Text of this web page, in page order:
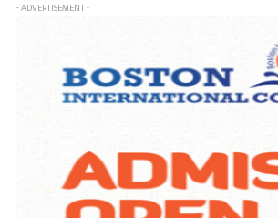
- ADVERTISEMENT -